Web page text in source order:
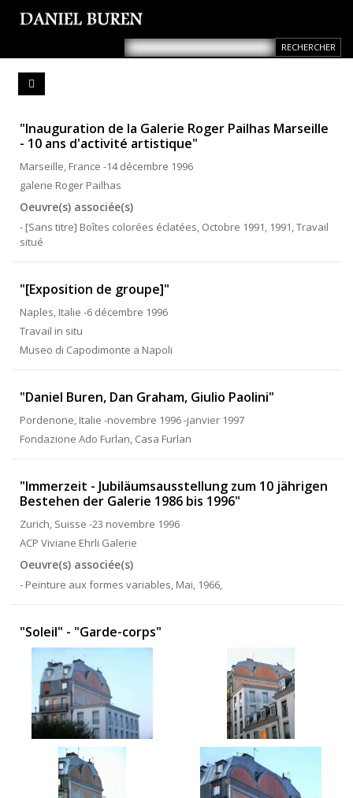
"Inauguration de la Galerie Roger Pailhas Marseille
- 10 ans d'activité artistique"
Marseille, France -14 décembre 1996
galerie Roger Pailhas
Oeuvre(s) associée(s)
- [Sans titre] Boîtes colorées éclatées, Octobre 1991, 1991, Travail
situé
"[Exposition de groupe]"
Naples, Italie -6 décembre 1996
Travail in situ
Museo di Capodimonte a Napoli
"Daniel Buren, Dan Graham, Giulio Paolini"
Pordenone, Italie -novembre 1996 -janvier 1997
Fondazione Ado Furlan, Casa Furlan
"Immerzeit - Jubiläumsausstellung zum 10 jährigen
Bestehen der Galerie 1986 bis 1996"
Zurich, Suisse -23 novembre 1996
ACP Viviane Ehrli Galerie
Oeuvre(s) associée(s)
- Peinture aux formes variables, Mai, 1966,
"Soleil" - "Garde-corps"